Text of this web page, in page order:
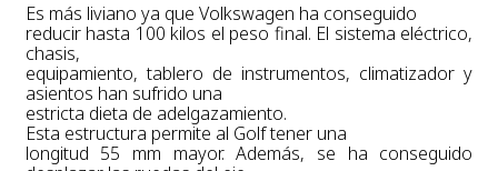
Es más liviano ya que Volkswagen ha conseguido
reducir hasta 100 kilos el peso final. El sistema eléctrico,
chasis,
equipamiento, tablero de instrumentos, climatizador y
asientos han sufrido una
estricta dieta de adelgazamiento.
Esta estructura permite al Golf tener una
longitud 55 mm mayor. Además, se ha conseguido